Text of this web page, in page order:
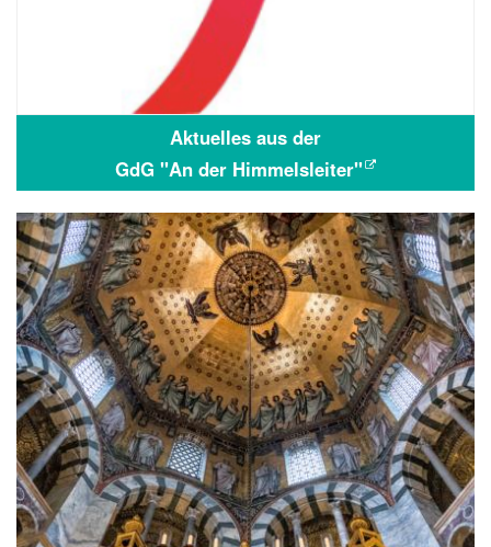
Aktuelles aus der
GdG "An der Himmelsleiter"